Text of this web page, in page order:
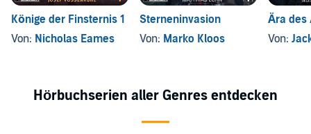
Könige der Finsternis 1
Von: Nicholas Eames
Sterneninvasion
Von: Marko Kloos
Ära des
Von:
Hörbuchserien aller Genres entdecken